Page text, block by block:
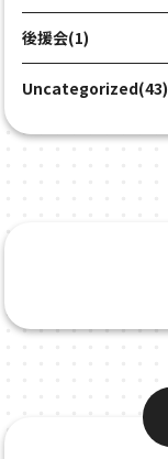
後援会(1)
Uncategorized(43)